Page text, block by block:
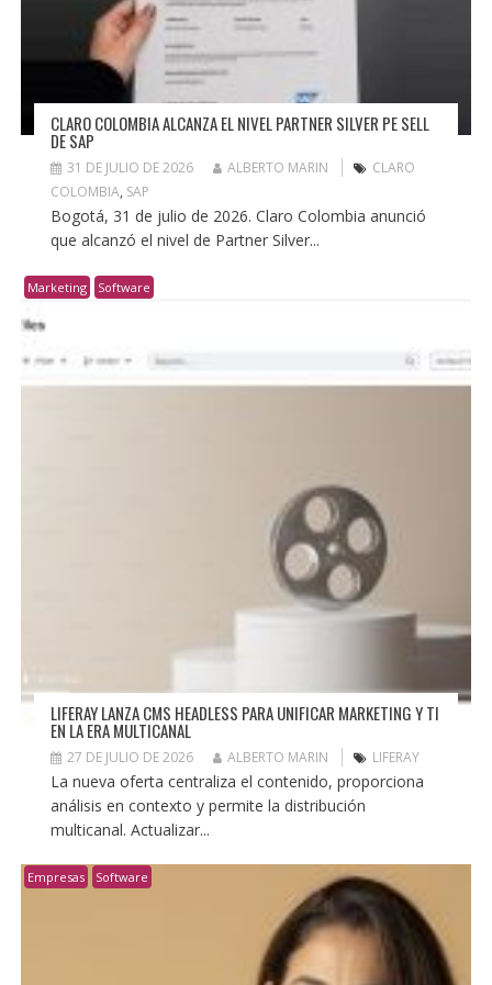
CLARO COLOMBIA ALCANZA EL NIVEL PARTNER SILVER PE SELL
DE SAP
31 DE JULIO DE 2026 ALBERTO MARIN
CLARO
COLOMBIA, SAP
Bogotá, 31 de julio de 2026. Claro Colombia anunció
que alcanzó el nivel de Partner Silver...
Marketing Software
LIFERAY LANZA CMS HEADLESS PARA UNIFICAR MARKETING Y TI
EN LA ERA MULTICANAL
27 DE JULIO DE 2026 ALBERTO MARIN LIFERAY
La nueva oferta centraliza el contenido, proporciona
análisis en contexto y permite la distribución
multicanal. Actualizar...
Empresas Software